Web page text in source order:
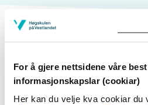
For å gjere nettsidene våre
informasjonskapslar (cookiar)
Her kan du velje kva cookiar du
Endra 08.08.22